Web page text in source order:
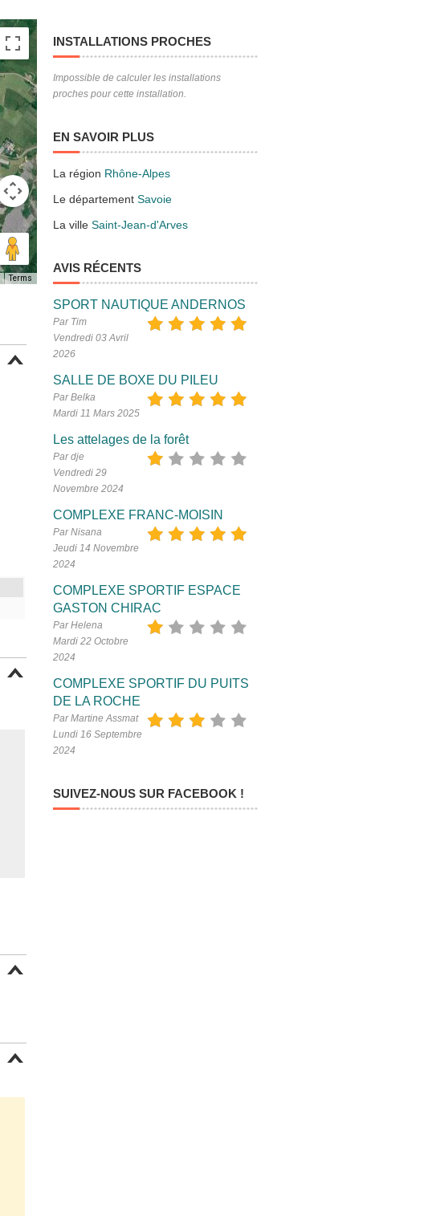
Terms
INSTALLATIONS PROCHES
Impossible de calculer les installations
proches pour cette installation.
EN SAVOIR PLUS
La région Rhône-Alpes
Le département Savoie
La ville Saint-Jean-d'Arves
AVIS RÉCENTS
SPORT NAUTIQUE ANDERNOS
Par Tim
Vendredi 03 Avril
2026
SALLE DE BOXE DU PILEU
Par Belka
Mardi 11 Mars 2025
Les attelages de la forêt
Par dje
Vendredi 29
Novembre 2024
COMPLEXE FRANC-MOISIN
Par Nisana
Jeudi 14 Novembre
2024
COMPLEXE SPORTIF ESPACE
GASTON CHIRAC
Par Helena
Mardi 22 Octobre
2024
COMPLEXE SPORTIF DU PUITS
DE LA ROCHE
Par Martine Assmat
Lundi 16 Septembre
2024
SUIVEZ-NOUS SUR FACEBOOK !